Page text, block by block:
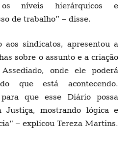
níveis hierárquicos e
de trabalho” – disse.
aos sindicatos, apresentou a
sobre o assunto e a criação
onde ele poderá
que está acontecendo.
que esse Diário possa
mostrando lógica e
– explicou Tereza Martins.